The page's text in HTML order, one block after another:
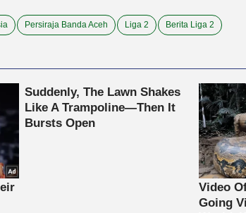
Persiraja Banda Aceh Liga 2 Berita Liga 2